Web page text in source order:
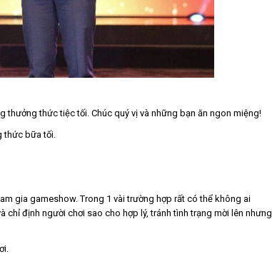
thưởng thức tiệc tối. Chúc quý vị và những bạn ăn ngon miệng!
thức bữa tối.
gia gameshow. Trong 1 vài trường hợp rất có thể không ai
chỉ định người chơi sao cho hợp lý, tránh tình trạng mời lên nhưng